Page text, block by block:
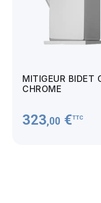
MITIGEUR BIDET
CHROME
323,00 €TTC